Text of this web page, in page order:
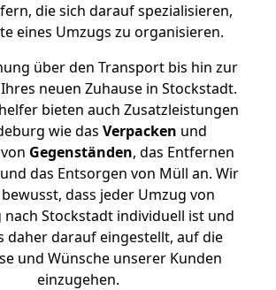
die sich darauf spezialisieren,
eines Umzugs zu organisieren.
über den Transport bis hin zur
neuen Zuhause in Stockstadt.
bieten auch Zusatzleistungen
wie das Verpacken und
von Gegenständen, das Entfernen
das Entsorgen von Müll an. Wir
dass jeder Umzug von
Stockstadt individuell ist und
daher darauf eingestellt, auf die
und Wünsche unserer Kunden
einzugehen.